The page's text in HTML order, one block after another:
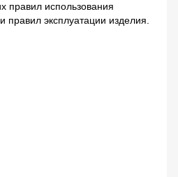
правил использования
правил эксплуатации изделия.